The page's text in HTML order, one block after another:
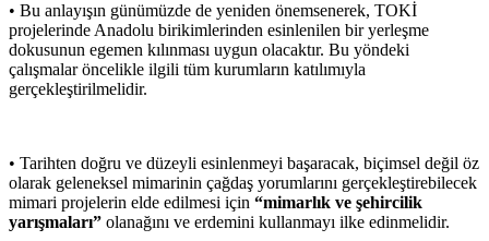
• Bu anlayışın günümüzde de yeniden önemsenerek, TOKİ
projelerinde Anadolu birikimlerinden esinlenilen bir yerleşme
dokusunun egemen kılınması uygun olacaktır. Bu yöndeki
çalışmalar öncelikle ilgili tüm kurumların katılımıyla
gerçekleştirilmelidir.
• Tarihten doğru ve düzeyli esinlenmeyi başaracak, biçimsel değil öz
olarak geleneksel mimarinin çağdaş yorumlarını gerçekleştirebilecek
mimari projelerin elde edilmesi için “mimarlık ve şehircilik
yarışmaları” olanağını ve erdemini kullanmayı ilke edinmelidir.